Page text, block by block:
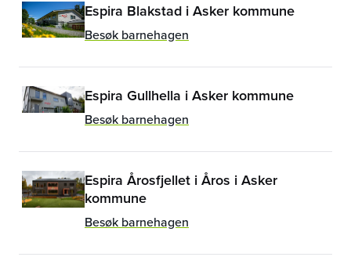
Espira Blakstad i Asker kommune
Besøk barnehagen
Espira Gullhella i Asker kommune
Besøk barnehagen
Espira Årosfjellet i Åros i Asker
kommune
Besøk barnehagen